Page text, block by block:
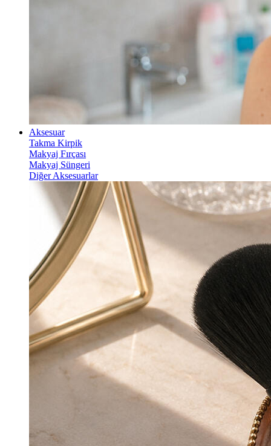
Aksesuar
Takma Kirpik
Makyaj Fırçası
Makyaj Süngeri
Diğer Aksesuarlar